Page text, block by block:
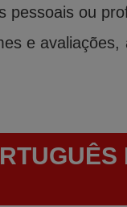
pessoais ou
e avaliações,